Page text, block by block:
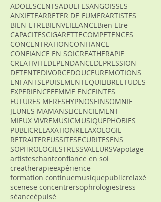
ADOLESCENTSADULTESANGOISSES
ANXIETEARRETER DE FUMERARTISTES
BIEN-ETREBIENVEILLANCEBien Etre
CAPACITESCIGARETTECOMPETENCES
CONCENTRATIONCONFIANCE
CONFIANCE EN SOICREATHERAPIE
CREATIVITEDEPENDANCEDEPRESSION
DETENTEDIVORCEDOUCEUREMOTIONS
ENFANTSEPUISEMENTEQUILIBREETUDES
EXPERIENCEFEMME ENCEINTES
FUTURES MERESHYPNOSEINSOMNIE
JEUNES MAMANSLICENCIEMENT
MIEUX VIVREMUSICMUSIQUEPHOBIES
PUBLICRELAXATIONRELAXOLOGIE
RETRAITEREUSSITESECURITESENS
SOPHROLOGIESTRESSVALEURSVapotage
artisteschantconfiance en soi
creatherapieexpérience
formation continuemusiquepublicrelaxé
scenese concentrersophrologiestress
séanceépuisé